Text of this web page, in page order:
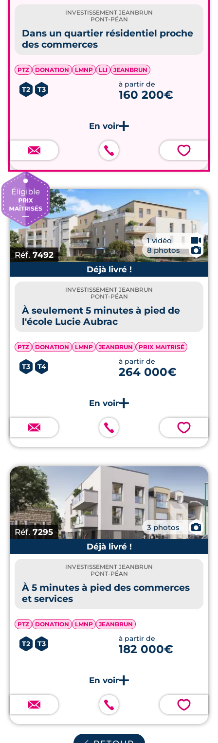
INVESTISSEMENT JEANBRUN
PONT-PÉAN
Dans un quartier résidentiel proche
des commerces
PTZ DONATION LMNP LLI JEANBRUN
T2 T3
à partir de
160 200€
💗
Réf. 7492
1 vidéo 🎥
8 photos
📷
Déjà livré !
INVESTISSEMENT JEANBRUN
PONT-PÉAN
À seulement 5 minutes à pied de
l'école Lucie Aubrac
PTZ DONATION LMNP JEANBRUN PRIX MAITRISÉ
T3 T4
à partir de
264 000€
💗
Réf. 7295 3 photos
📷
Déjà livré !
INVESTISSEMENT JEANBRUN
PONT-PÉAN
À 5 minutes à pied des commerces
et services
PTZ DONATION LMNP JEANBRUN
T2 T3
à partir de
182 000€
💗